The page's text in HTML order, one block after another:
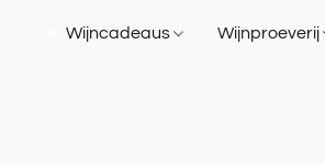
Wijncadeaus Wijnproeverij